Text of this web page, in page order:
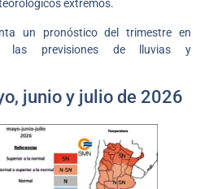
extremos.
un pronóstico del trimestre en
las previsiones de lluvias y
junio y julio de 2026